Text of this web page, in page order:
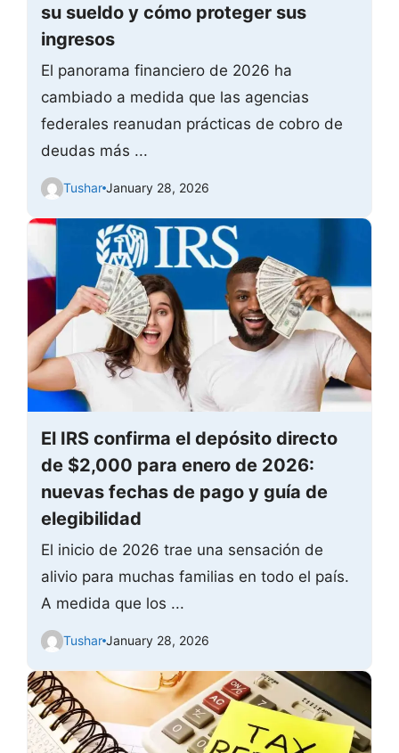
su sueldo y cómo proteger sus
ingresos
El panorama financiero de 2026 ha
cambiado a medida que las agencias
federales reanudan prácticas de cobro de
deudas más ...
Tushar January 28, 2026
El IRS confirma el depósito directo
de $2,000 para enero de 2026:
nuevas fechas de pago y guía de
elegibilidad
El inicio de 2026 trae una sensación de
alivio para muchas familias en todo el país.
A medida que los ...
Tushar January 28, 2026